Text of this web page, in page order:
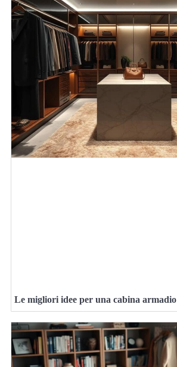
Le migliori idee per una cabina armadio